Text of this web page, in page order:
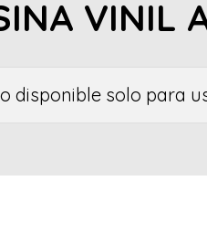
VINIL
disponible solo para